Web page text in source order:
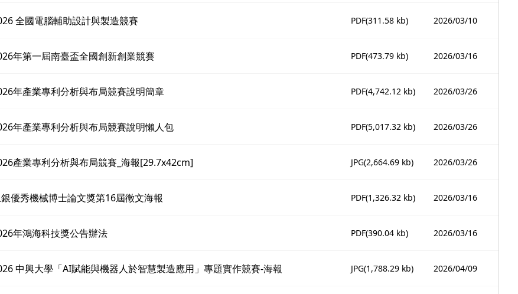
全國電腦輔助設計與製造競賽 PDF(311.58 kb) 2026/03/10
年第一屆南臺盃全國創新創業競賽 PDF(473.79 kb) 2026/03/16
年產業專利分析與布局競賽說明簡章 PDF(4,742.12 kb) 2026/03/26
年產業專利分析與布局競賽說明懶人包 PDF(5,017.32 kb) 2026/03/26
產業專利分析與布局競賽_海報[29.7x42cm] JPG(2,664.69 kb) 2026/03/26
優秀機械博士論文獎第16屆徵文海報 PDF(1,326.32 kb) 2026/03/16
年鴻海科技獎公告辦法 PDF(390.04 kb) 2026/03/16
中興大學「AI賦能與機器人於智慧製造應用」專題實作競賽-海報 JPG(1,788.29 kb) 2026/04/09